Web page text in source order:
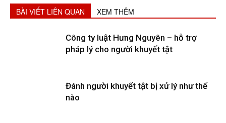
BÀI VIẾT LIÊN QUAN XEM THÊM
Công ty luật Hưng Nguyên – hỗ trợ
pháp lý cho người khuyết tật
Đánh người khuyết tật bị xử lý như thế
nào